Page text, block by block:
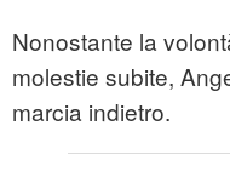
Nonostante la
molestie subite,
marcia indietro.